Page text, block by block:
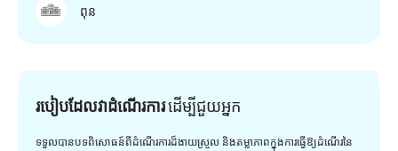
ពុន
របៀបដែលវាដំណើរការដើម្បី​ជួយ​អ្នក
ទទួលបានបទពិសោធន៍ពីដំណើរការដ៏ងាយស្រួល និងតម្លាភាពក្នុងការធ្វើឱ្យដំណើរនៃ